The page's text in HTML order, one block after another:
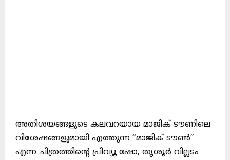
അതിശയങ്ങളുടെ കലവറയായ മാജിക് ടൗണിലെ
വിശേഷങ്ങളുമായി എത്തുന്ന “മാജിക് ടൗൺ”
എന്ന ചിത്രത്തിന്റെ പ്രിവ്യൂ ഷോ, തൃശൂർ വില്ലടം